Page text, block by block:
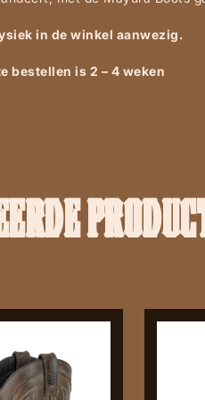
in de winkel aanwezig.
bestellen is 2 – 4 weken